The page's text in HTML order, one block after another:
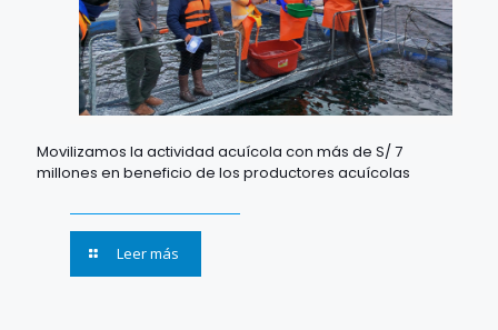
Movilizamos la actividad acuícola con más de S/ 7
millones en beneficio de los productores acuícolas
Leer más